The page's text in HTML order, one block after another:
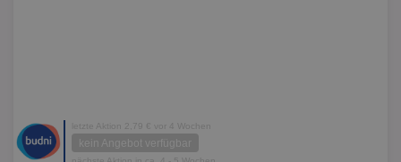
letzte Aktion 2,79 € vor 4 Wochen
kein Angebot verfügbar